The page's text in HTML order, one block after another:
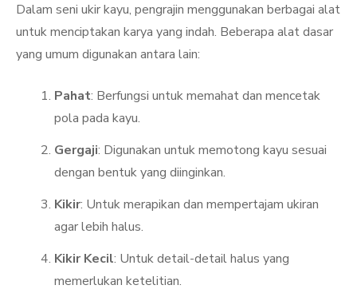
Dalam seni ukir kayu, pengrajin menggunakan berbagai alat
untuk menciptakan karya yang indah. Beberapa alat dasar
yang umum digunakan antara lain:
Pahat: Berfungsi untuk memahat dan mencetak
pola pada kayu.
Gergaji: Digunakan untuk memotong kayu sesuai
dengan bentuk yang diinginkan.
Kikir: Untuk merapikan dan mempertajam ukiran
agar lebih halus.
Kikir Kecil: Untuk detail-detail halus yang
memerlukan ketelitian.